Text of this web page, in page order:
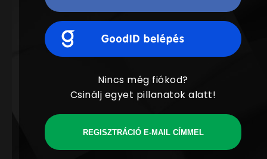
Nincs még fiókod?
Csinálj egyet pillanatok alatt!
REGISZTRÁCIÓ E-MAIL CÍMMEL